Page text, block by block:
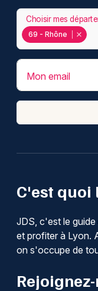
C'est quoi
JDS, c'est le
et profiter à Lyon.
on s'occupe de
69 - Rhône
Choisir mes
Mon email